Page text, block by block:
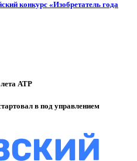
конкурс «Изобретатель года
ATP
в под управлением